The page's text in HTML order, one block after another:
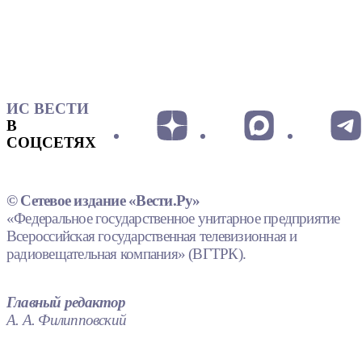
ИС ВЕСТИ
В
СОЦСЕТЯХ
© Сетевое издание «Вести.Ру»
«Федеральное государственное унитарное предприятие
Всероссийская государственная телевизионная и
радиовещательная компания» (ВГТРК).
Главный редактор
А. А. Филипповский